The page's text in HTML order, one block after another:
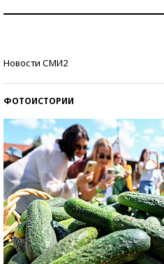
Новости СМИ2
ФОТОИСТОРИИ